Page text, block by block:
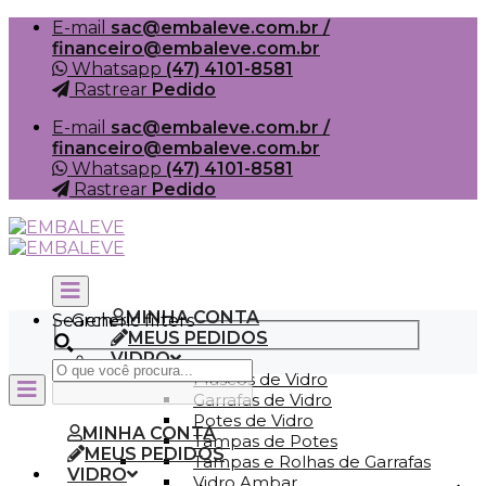
Skip
content
E-mail sac@embaleve.com.br /
financeiro@embaleve.com.br
Whatsapp (47) 4101-8581
Rastrear Pedido
E-mail sac@embaleve.com.br /
financeiro@embaleve.com.br
Whatsapp (47) 4101-8581
Rastrear Pedido
MINHA CONTA
MEUS PEDIDOS
VIDRO
Frascos de Vidro
Garrafas de Vidro
Potes de Vidro
Tampas de Potes
Tampas e Rolhas de Garrafas
Search
Generic filters
MINHA CONTA
MEUS PEDIDOS
VIDRO